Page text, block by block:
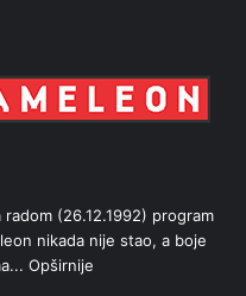
(26.12.1992) program
nikada nije stao, a boje
Opširnije